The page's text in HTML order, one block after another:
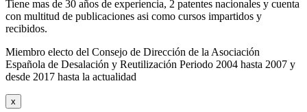
Tiene mas de 30 años de experiencia, 2 patentes nacionales y cuenta
con multitud de publicaciones asi como cursos impartidos y
recibidos.
Miembro electo del Consejo de Dirección de la Asociación
Española de Desalación y Reutilización Periodo 2004 hasta 2007 y
desde 2017 hasta la actualidad
x